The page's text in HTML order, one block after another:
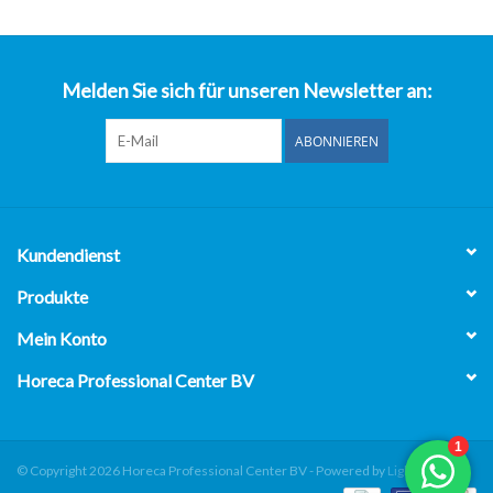
Melden Sie sich für unseren Newsletter an:
ABONNIEREN
Kundendienst
Produkte
Mein Konto
Horeca Professional Center BV
© Copyright 2026 Horeca Professional Center BV - Powered by Lightspeed